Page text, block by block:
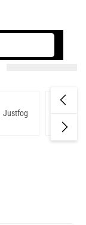
Justfog